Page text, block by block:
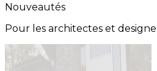
Nouveautés
Pour les architectes et